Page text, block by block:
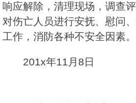
响应解除，清理现场，调查
对伤亡人员进行安抚、慰问
工作，消防各种不安全因素。
201x年11月8日